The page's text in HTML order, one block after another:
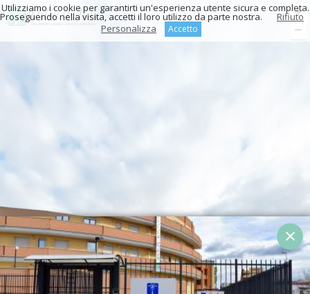
Utilizziamo i cookie per garantirti un'esperienza utente sicura e completa.
Proseguendo nella visita, accetti il loro utilizzo da parte nostra. Rifiuto
Personalizza
Accetto
×